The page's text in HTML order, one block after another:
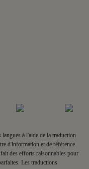
à l'aide de la traduction
d'information et de référence
des efforts raisonnables pour
Les traductions